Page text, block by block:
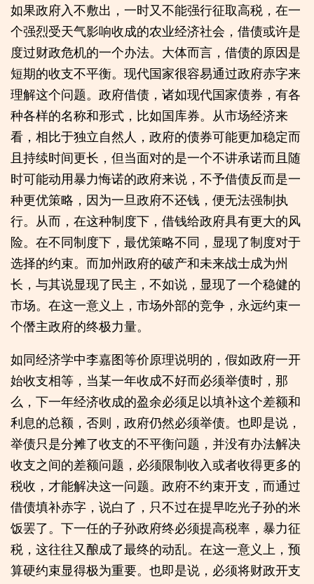
如果政府入不敷出，一时又不能强行征取高税，在一
个强烈受天气影响收成的农业经济社会，借债或许是
度过财政危机的一个办法。大体而言，借债的原因是
短期的收支不平衡。现代国家很容易通过政府赤字来
理解这个问题。政府借债，诸如现代国家债券，有各
种各样的名称和形式，比如国库券。从市场经济来
看，相比于独立自然人，政府的债券可能更加稳定而
且持续时间更长，但当面对的是一个不讲承诺而且随
时可能动用暴力悔诺的政府来说，不予借债反而是一
种更优策略，因为一旦政府不还钱，便无法强制执
行。从而，在这种制度下，借钱给政府具有更大的风
险。在不同制度下，最优策略不同，显现了制度对于
选择的约束。而加州政府的破产和未来战士成为州
长，与其说显现了民主，不如说，显现了一个稳健的
市场。在这一意义上，市场外部的竞争，永远约束一
个僭主政府的终极力量。
如同经济学中李嘉图等价原理说明的，假如政府一开
始收支相等，当某一年收成不好而必须举债时，那
么，下一年经济收成的盈余必须足以填补这个差额和
利息的总额，否则，政府仍然必须举债。也即是说，
举债只是分摊了收支的不平衡问题，并没有办法解决
收支之间的差额问题，必须限制收入或者收得更多的
税收，才能解决这一问题。政府不约束开支，而通过
借债填补赤字，说白了，只不过在提早吃光子孙的米
饭罢了。下一任的子孙政府终必须提高税率，暴力征
税，这往往又酿成了最终的动乱。在这一意义上，预
算硬约束显得极为重要。也即是说，必须将财政开支